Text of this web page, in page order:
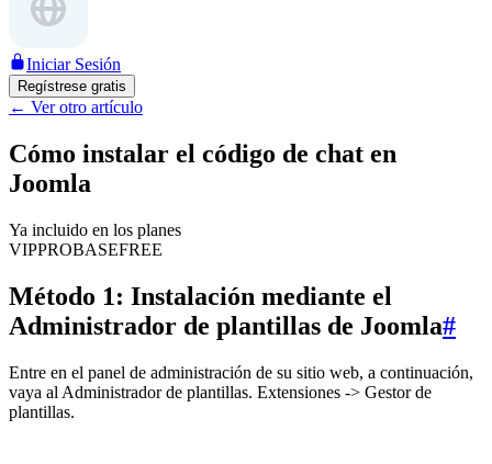
Iniciar Sesión
Regístrese gratis
← Ver otro artículo
Cómo instalar el código de chat en
Joomla
Ya incluido en los planes
VIPPROBASEFREE
Método 1: Instalación mediante el
Administrador de plantillas de Joomla#
Entre en el panel de administración de su sitio web, a continuación,
vaya al Administrador de plantillas. Extensiones -> Gestor de
plantillas.